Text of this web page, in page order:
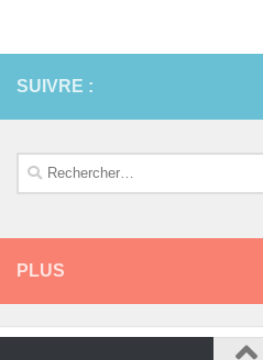
SUIVRE :
Rechercher :
PLUS